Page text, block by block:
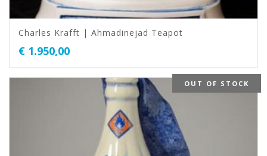
Charles Krafft | Ahmadinejad Teapot
€ 1.950,00
OUT OF STOCK